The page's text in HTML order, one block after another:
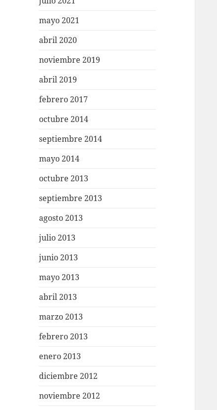
mayo 2021
abril 2020
noviembre 2019
abril 2019
febrero 2017
octubre 2014
septiembre 2014
mayo 2014
octubre 2013
septiembre 2013
agosto 2013
julio 2013
junio 2013
mayo 2013
abril 2013
marzo 2013
febrero 2013
enero 2013
diciembre 2012
noviembre 2012